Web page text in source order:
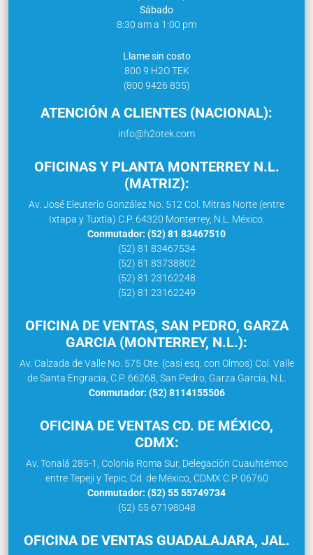
Sábado
8:30 am a 1:00 pm
Llame sin costo
800 9 H2O TEK
(800 9426 835)
ATENCIÓN A CLIENTES (NACIONAL):
info@h2otek.com
OFICINAS Y PLANTA MONTERREY N.L.
(MATRIZ):
Av. José Eleuterio González No. 512 Col. Mitras Norte (entre
Ixtapa y Tuxtla) C.P. 64320 Monterrey, N.L. México.
Conmutador: (52) 81 83467510
(52) 81 83467534
(52) 81 83738802
(52) 81 23162248
(52) 81 23162249
OFICINA DE VENTAS, SAN PEDRO, GARZA
GARCIA (MONTERREY, N.L.):
Av. Calzada de Valle No. 575 Ote. (casi esq. con Olmos) Col. Valle
de Santa Engracia, C.P. 66268, San Pedro, Garza García, N.L.
Conmutador: (52) 8114155506
OFICINA DE VENTAS CD. DE MÉXICO,
CDMX:
Av. Tonalá 285-1, Colonia Roma Sur, Delegación Cuauhtémoc
entre Tepeji y Tepic, Cd. de México, CDMX C.P. 06760
Conmutador: (52) 55 55749734
(52) 55 67198048
OFICINA DE VENTAS GUADALAJARA, JAL.